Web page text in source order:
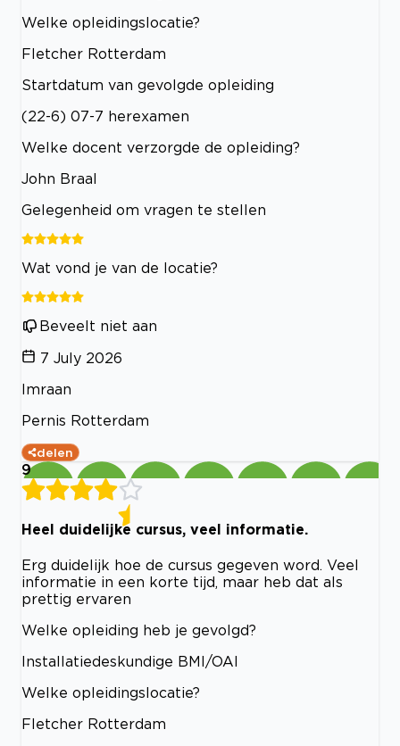
Welke opleidingslocatie?
Fletcher Rotterdam
Startdatum van gevolgde opleiding
(22-6) 07-7 herexamen
Welke docent verzorgde de opleiding?
John Braal
Gelegenheid om vragen te stellen
Wat vond je van de locatie?
Beveelt niet aan
7 July 2026
Imraan
Pernis Rotterdam
delen
9
Heel duidelijke cursus, veel informatie.
Erg duidelijk hoe de cursus gegeven word. Veel
informatie in een korte tijd, maar heb dat als
prettig ervaren
Welke opleiding heb je gevolgd?
Installatiedeskundige BMI/OAI
Welke opleidingslocatie?
Fletcher Rotterdam